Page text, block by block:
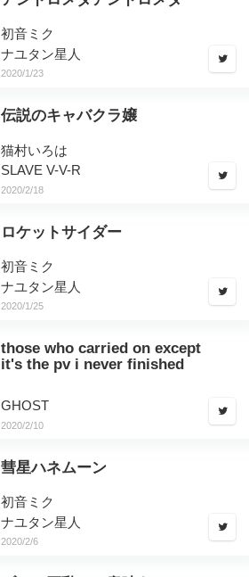
初音ミク
ナユタン星人
2020/1/23
伝説のキャバクラ嬢
猫村いろは
SLAVE V-V-R
2020/2/18
ロケットサイダー
初音ミク
ナユタン星人
2020/1/25
those who carried on except
it's the pv i never finished
GHOST
2020/2/10
彗星ハネムーン
初音ミク
ナユタン星人
2020/2/6